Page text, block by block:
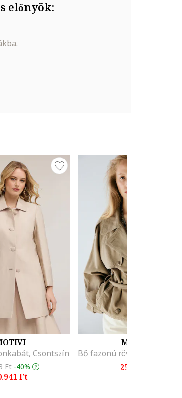
előnyök:
Csontszín
Ft -40%
Ft
MANGO
25.995 Ft